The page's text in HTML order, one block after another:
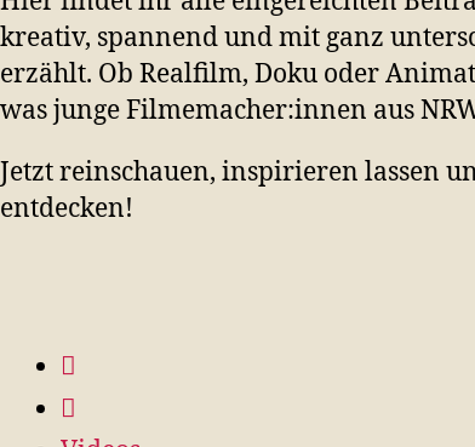
kreativ, spannend und mit ganz
erzählt. Ob Realfilm, Doku oder
was junge Filmemacher:innen aus
Jetzt reinschauen, inspirieren lassen
entdecken!